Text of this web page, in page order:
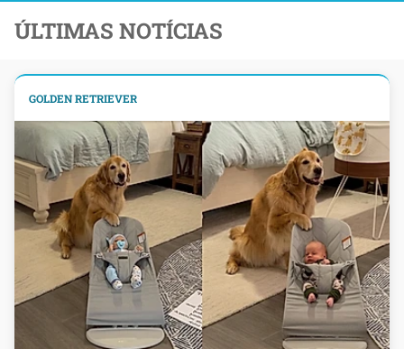
ÚLTIMAS NOTÍCIAS
GOLDEN RETRIEVER